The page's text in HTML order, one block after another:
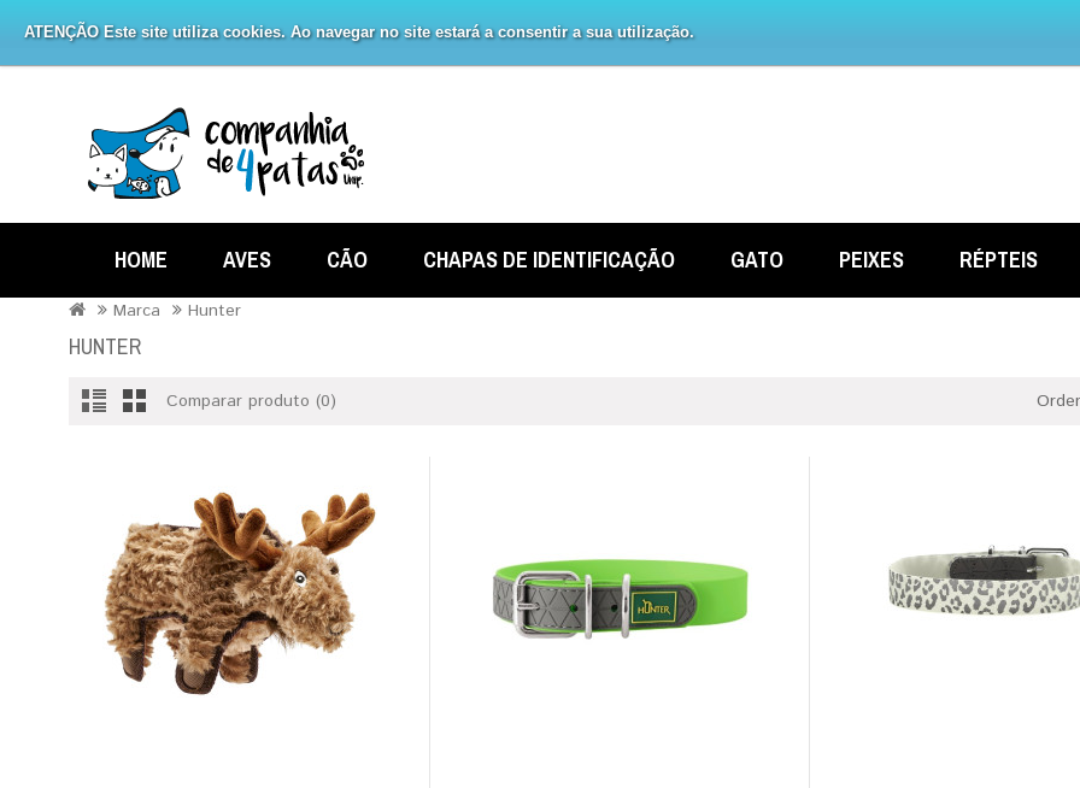
ATENÇÃO Este site utiliza cookies. Ao navegar no site estará a consentir a sua utilização.
HOME AVES CÃO CHAPAS DE IDENTIFICAÇÃO GATO PEIXES RÉPTEIS
Marca Hunter
HUNTER
Comparar produto (0)